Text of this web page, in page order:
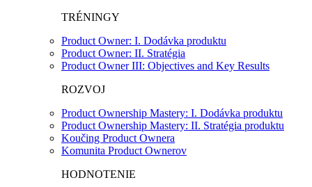
TRÉNINGY
Product Owner: I. Dodávka produktu
Product Owner: II. Stratégia
Product Owner III: Objectives and Key Results
ROZVOJ
Product Ownership Mastery: I. Dodávka produktu
Product Ownership Mastery: II. Stratégia produktu
Koučing Product Ownera
Komunita Product Ownerov
HODNOTENIE